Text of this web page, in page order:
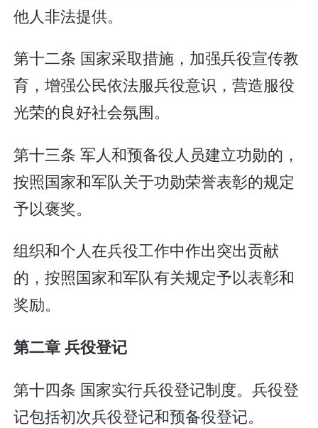
他人非法提供。
第十二条 国家采取措施，加强兵役宣传教
育，增强公民依法服兵役意识，营造服役
光荣的良好社会氛围。
第十三条 军人和预备役人员建立功勋的，
按照国家和军队关于功勋荣誉表彰的规定
予以褒奖。
组织和个人在兵役工作中作出突出贡献
的，按照国家和军队有关规定予以表彰和
奖励。
第二章 兵役登记
第十四条 国家实行兵役登记制度。兵役登
记包括初次兵役登记和预备役登记。